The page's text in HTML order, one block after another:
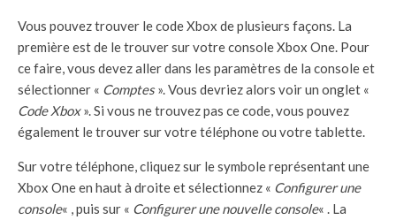
Vous pouvez trouver le code Xbox de plusieurs façons. La
première est de le trouver sur votre console Xbox One. Pour
ce faire, vous devez aller dans les paramètres de la console et
sélectionner « Comptes». Vous devriez alors voir un onglet «
Code Xbox». Si vous ne trouvez pas ce code, vous pouvez
également le trouver sur votre téléphone ou votre tablette.
Sur votre téléphone, cliquez sur le symbole représentant une
Xbox One en haut à droite et sélectionnez « Configurer une
console« , puis sur « Configurer une nouvelle console« . La